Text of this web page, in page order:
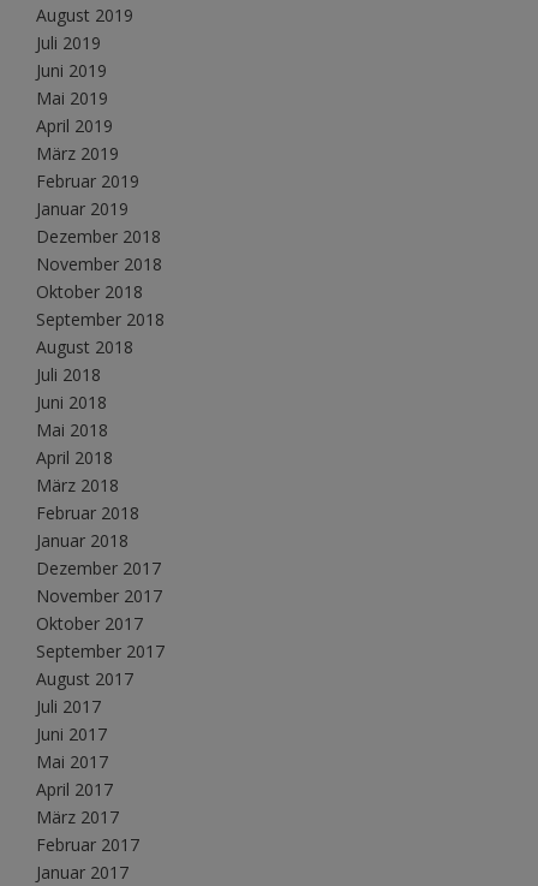
August 2019
Juli 2019
Juni 2019
Mai 2019
April 2019
März 2019
Februar 2019
Januar 2019
Dezember 2018
November 2018
Oktober 2018
September 2018
August 2018
Juli 2018
Juni 2018
Mai 2018
April 2018
März 2018
Februar 2018
Januar 2018
Dezember 2017
November 2017
Oktober 2017
September 2017
August 2017
Juli 2017
Juni 2017
Mai 2017
April 2017
März 2017
Februar 2017
Januar 2017